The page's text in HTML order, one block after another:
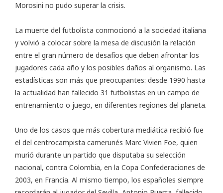
Morosini no pudo superar la crisis.
La muerte del futbolista conmocionó a la sociedad italiana
y volvió a colocar sobre la mesa de discusión la relación
entre el gran número de desafíos que deben afrontar los
jugadores cada año y los posibles daños al organismo. Las
estadísticas son más que preocupantes: desde 1990 hasta
la actualidad han fallecido 31 futbolistas en un campo de
entrenamiento o juego, en diferentes regiones del planeta.
Uno de los casos que más cobertura mediática recibió fue
el del centrocampista camerunés Marc Vivien Foe, quien
murió durante un partido que disputaba su selección
nacional, contra Colombia, en la Copa Confederaciones de
2003, en Francia. Al mismo tiempo, los españoles siempre